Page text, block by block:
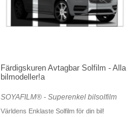
Färdigskuren Avtagbar Solfilm - Alla
bilmodeller!a
SOYAFILM® - Superenkel bilsolfilm
Världens Enklaste Solfilm för din bil!